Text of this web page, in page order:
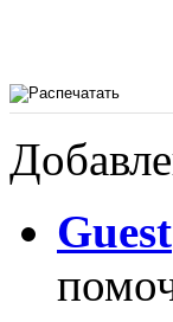
Guest